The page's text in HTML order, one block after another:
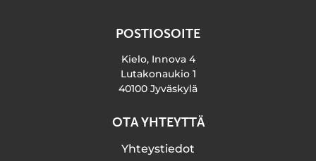
POSTIOSOITE
Kielo, Innova 4
Lutakonaukio 1
40100 Jyväskylä
OTA YHTEYTTÄ
Yhteystiedot